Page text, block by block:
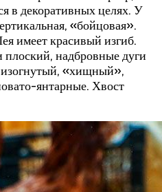
в декоративных целях. У
«бойцовая».
имеет красивый изгиб.
надбровные дуги
«хищный»,
янтарные. Хвост